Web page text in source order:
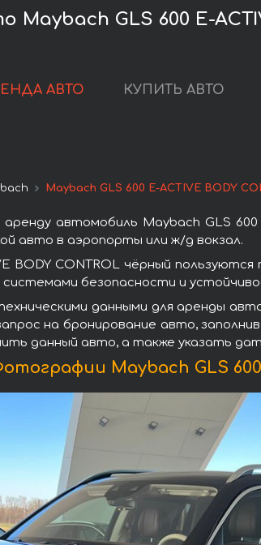
Maybach GLS 600 E-
АВТО КУПИТЬ АВТО
Maybach GLS 600 E-ACTIVE BODY
автомобиль Maybach GLS
авто в аэропорты или ж/д вокзал.
BODY CONTROL чёрный
безопасности и
данными для аренды
на бронирование авто,
данный авто, а также указать
Maybach GLS